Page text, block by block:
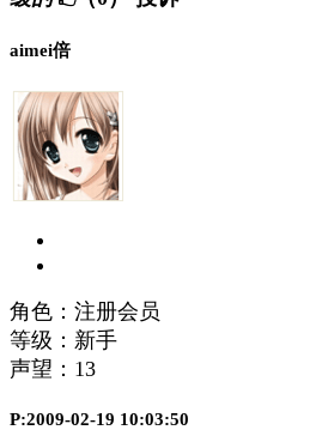
aimei倍
角色：注册会员
等级：新手
声望： 13
P:2009-02-19 10:03:50